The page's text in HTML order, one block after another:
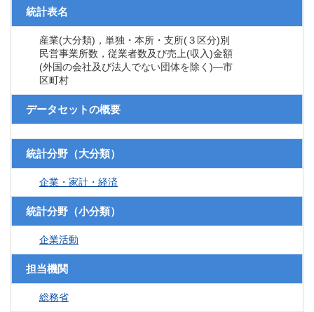
統計表名
産業(大分類)，単独・本所・支所(３区分)別
民営事業所数，従業者数及び売上(収入)金額
(外国の会社及び法人でない団体を除く)―市
区町村
データセットの概要
統計分野（大分類）
企業・家計・経済
統計分野（小分類）
企業活動
担当機関
総務省